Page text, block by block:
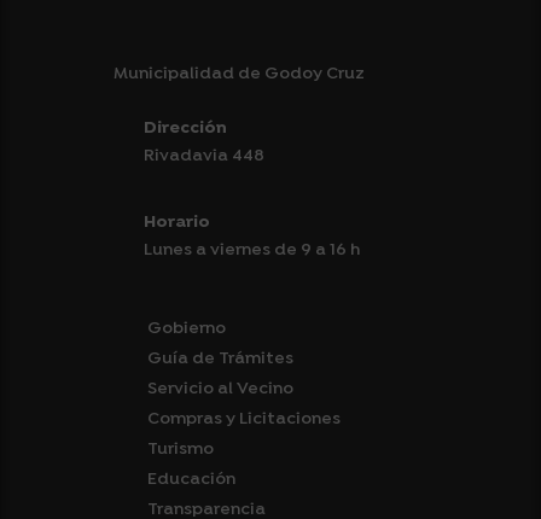
Municipalidad de Godoy Cruz
Dirección
Rivadavia 448
Horario
Lunes a viernes de 9 a 16 h
Gobierno
Guía de Trámites
Servicio al Vecino
Compras y Licitaciones
Turismo
Educación
Transparencia